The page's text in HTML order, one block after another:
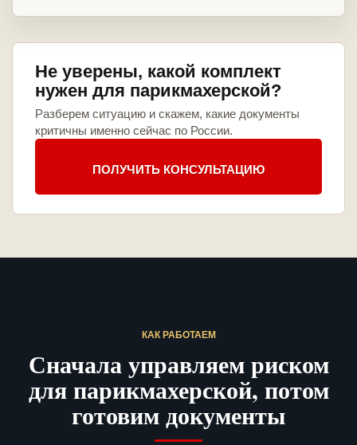
Не уверены, какой комплект
нужен для парикмахерской?
Разберем ситуацию и скажем, какие документы
критичны именно сейчас по России.
ПОЛУЧИТЬ КОНСУЛЬТАЦИЮ
КАК РАБОТАЕМ
Сначала управляем риском
для парикмахерской, потом
готовим документы